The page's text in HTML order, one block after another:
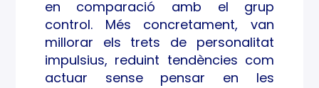
en comparació amb el grup
control. Més concretament, van
millorar els trets de personalitat
impulsius, reduint tendències com
actuar sense pensar en les